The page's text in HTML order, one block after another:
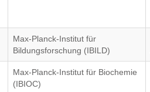
Max-Planck-Institut für
Bildungsforschung (IBILD)
Max-Planck-Institut für Biochemie
(IBIOC)